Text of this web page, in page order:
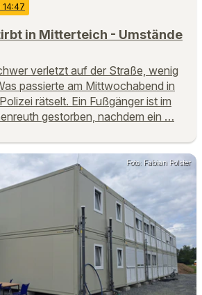
14:47
in Mitterteich - Umstände
verletzt auf der Straße, wenig
passierte am Mittwochabend in
rätselt. Ein Fußgänger ist im
gestorben, nachdem ein …
Foto: Fabian Polster